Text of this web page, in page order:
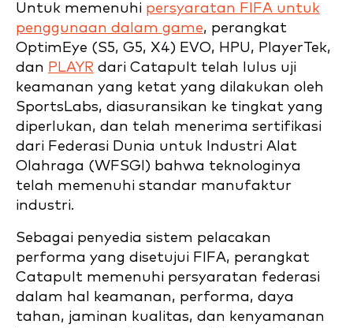
Untuk memenuhi persyaratan FIFA untuk
penggunaan dalam game, perangkat
OptimEye (S5, G5, X4) EVO, HPU, PlayerTek,
dan PLAYR dari Catapult telah lulus uji
keamanan yang ketat yang dilakukan oleh
SportsLabs, diasuransikan ke tingkat yang
diperlukan, dan telah menerima sertifikasi
dari Federasi Dunia untuk Industri Alat
Olahraga (WFSGI) bahwa teknologinya
telah memenuhi standar manufaktur
industri.
Sebagai penyedia sistem pelacakan
performa yang disetujui FIFA, perangkat
Catapult memenuhi persyaratan federasi
dalam hal keamanan, performa, daya
tahan, jaminan kualitas, dan kenyamanan